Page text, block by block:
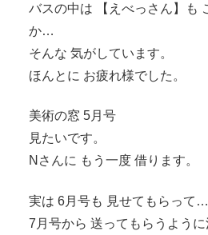
バスの中は 【えべっさん】も
か…
そんな 気がしています。
ほんとに お疲れ様でした。
美術の窓 5月号
見たいです。
Nさんに もう一度 借ります。
実は 6月号も 見せてもらって…
7月号から 送ってもらうように